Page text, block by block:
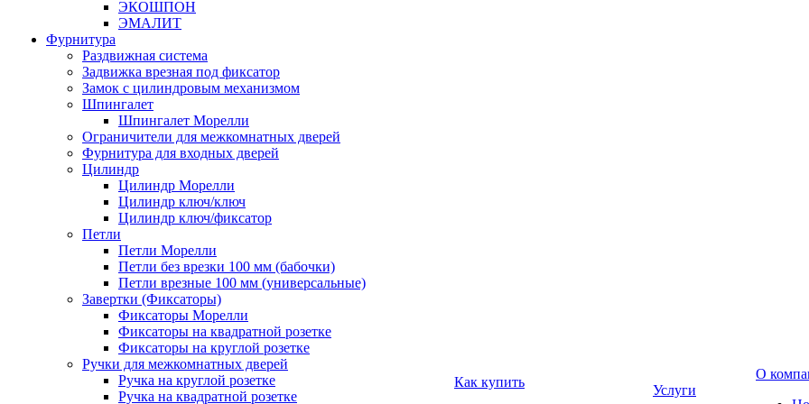
ЭКОШПОН
ЭМАЛИТ
Фурнитура
Раздвижная система
Задвижка врезная под фиксатор
Замок с цилиндровым механизмом
Шпингалет
Шпингалет Морелли
Ограничители для межкомнатных дверей
Фурнитура для входных дверей
Цилиндр
Цилиндр Морелли
Цилиндр ключ/ключ
Цилиндр ключ/фиксатор
Петли
Петли Морелли
Петли без врезки 100 мм (бабочки)
Петли врезные 100 мм (универсальные)
Завертки (Фиксаторы)
Фиксаторы Морелли
Фиксаторы на квадратной розетке
Фиксаторы на круглой розетке
Ручки для межкомнатных дверей
Ручка на круглой розетке
Ручка на квадратной розетке
Как купить
Услуги
О